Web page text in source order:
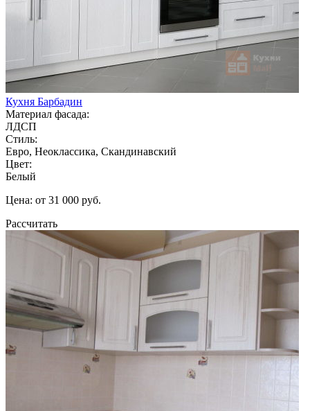
Кухня Барбадин
Материал фасада:
ЛДСП
Стиль:
Евро, Неоклассика, Скандинавский
Цвет:
Белый
Цена: от 31 000 руб.
Рассчитать